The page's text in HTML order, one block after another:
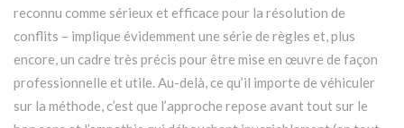
reconnu comme sérieux et efficace pour la résolution de
conflits – implique évidemment une série de règles et, plus
encore, un cadre très précis pour être mise en œuvre de façon
professionnelle et utile. Au-delà, ce qu’il importe de véhiculer
sur la méthode, c’est que l’approche repose avant tout sur le